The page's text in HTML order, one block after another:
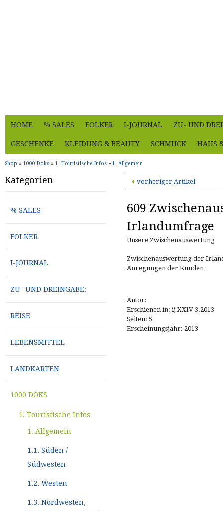
HOME % SALES FOLKER I-JOURNAL ZU- UND
GESCHENKE KLEIDUNG & BEAUTY SCHMUCK HAUS
Shop » 1000 Doks » 1. Touristische Infos » 1. Allgemein
vorheriger Artikel
609
Irlandumfrage
Unsere Zwischenauswertung
Zwischenauswertung der
Anregungen der Kunden
Autor:
Erschienen in: ij XXIV 3.2013
Seiten: 5
Erscheinungsjahr: 2013
Kategorien
% SALES
FOLKER
I-JOURNAL
ZU- UND DREINGABE:
REISE
LEBENSMITTEL
LANDKARTEN
1000 DOKS
1. Touristische Infos
1. Allgemein
1.1. Süden /
Südwesten
1.2. Westen
1.3. Nordwesten,